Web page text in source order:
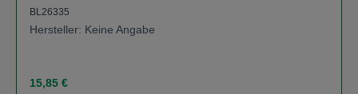
BL26335
Hersteller: Keine Angabe
Regulärer Preis:
15,85 €